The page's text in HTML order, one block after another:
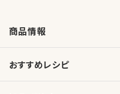
商品情報
おすすめレシピ